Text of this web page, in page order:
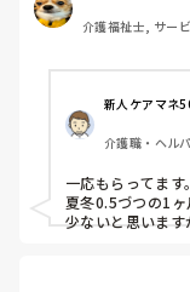
介護福祉士, サー
新人ケアマネ
介護職・ヘル
一応もらってます。
夏冬0.5づつの1ヶ
少ないと思いま